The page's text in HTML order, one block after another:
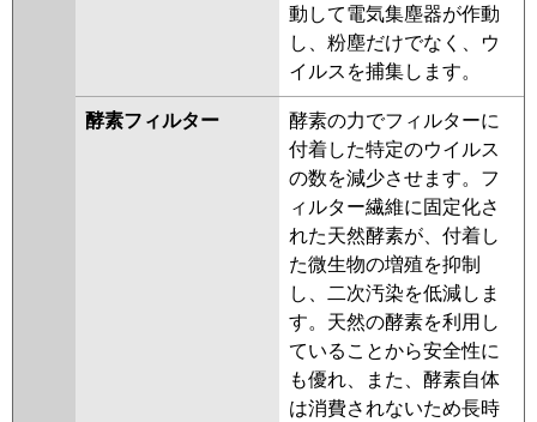
動して電気集塵器が作動
し、粉塵だけでなく、ウ
イルスを捕集します。
酵素フィルター
酵素の力でフィルターに
付着した特定のウイルス
の数を減少させます。フ
ィルター繊維に固定化さ
れた天然酵素が、付着し
た微生物の増殖を抑制
し、二次汚染を低減しま
す。天然の酵素を利用し
ていることから安全性に
も優れ、また、酵素自体
は消費されないため長時